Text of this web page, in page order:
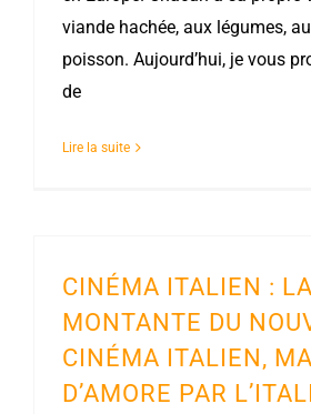
viande hachée, aux légumes,
poisson. Aujourd’hui, je vous
de
Lire la suite
CINÉMA ITALIEN :
MONTANTE DU
CINÉMA ITALIEN,
D’AMORE PAR